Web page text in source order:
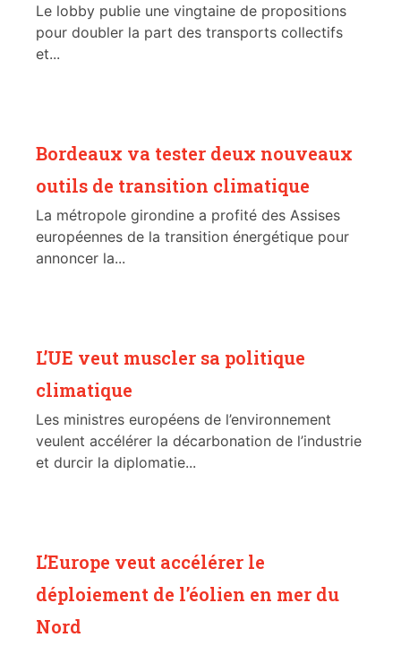
Le lobby publie une vingtaine de propositions
pour doubler la part des transports collectifs
et...
Bordeaux va tester deux nouveaux
outils de transition climatique
La métropole girondine a profité des Assises
européennes de la transition énergétique pour
annoncer la...
L’UE veut muscler sa politique
climatique
Les ministres européens de l’environnement
veulent accélérer la décarbonation de l’industrie
et durcir la diplomatie...
L’Europe veut accélérer le
déploiement de l’éolien en mer du
Nord